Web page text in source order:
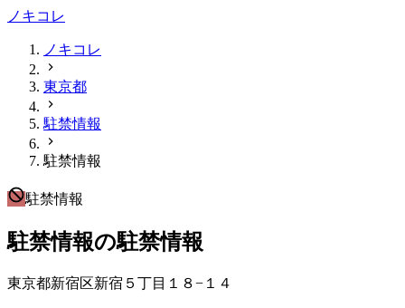
ノキコレ
ノキコレ
東京都
駐禁情報
駐禁情報
駐禁情報
駐禁情報の駐禁情報
東京都新宿区新宿５丁目１８−１４